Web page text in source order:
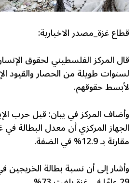
قطاع غزة_مصدر الاخبارية:
قال المركز الفلسطيني لحقوق
لسنوات طويلة من الحصار والقيود
لأبسط حقوقهم.
وأضاف المركز في بيان: قبل حرب
مقارنة بـ 12.9% في الضفة.